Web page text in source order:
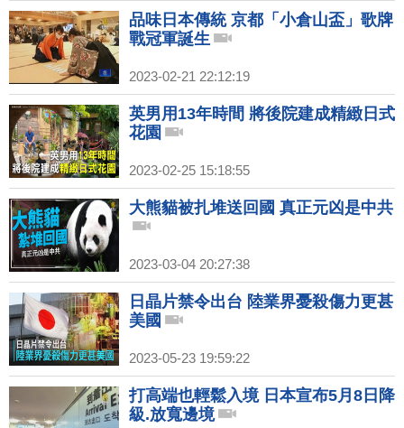
品味日本傳統 京都「小倉山盃」歌牌
戰冠軍誕生
2023-02-21 22:12:19
英男用13年時間 將後院建成精緻日式
花園
2023-02-25 15:18:55
大熊貓被扎堆送回國 真正元凶是中共
2023-03-04 20:27:38
日晶片禁令出台 陸業界憂殺傷力更甚
美國
2023-05-23 19:59:22
打高端也輕鬆入境 日本宣布5月8日降
級.放寬邊境